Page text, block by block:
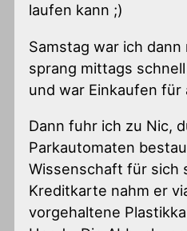
laufen kann ;)
Samstag war ich
sprang mittags
und war Einkaufen für
Dann fuhr ich zu Nic,
Parkautomaten
Wissenschaft für sich
Kreditkarte nahm er
vorgehaltene